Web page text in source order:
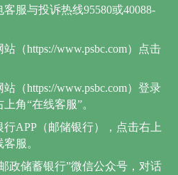
服与投诉热线95580或40088-
（https://www.psbc.com）点击
（https://www.psbc.com）登录
角“在线客服”。
APP（邮储银行），点击右上
服。
政储蓄银行”微信公众号，对话